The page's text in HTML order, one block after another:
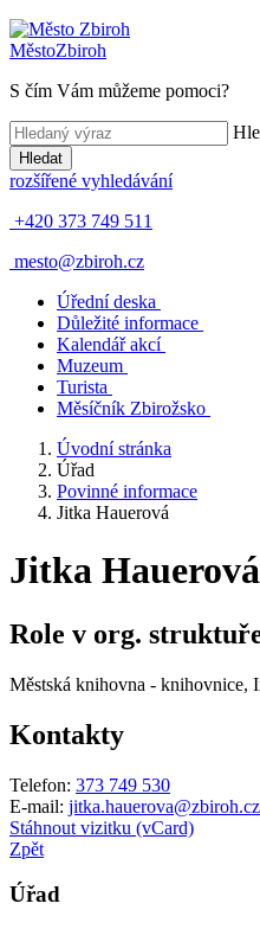
MěstoZbiroh
S čím Vám můžeme pomoci?
Hledat
rozšířené vyhledávání
+420 373 749 511
mesto@zbiroh.cz
Úřední deska
Důležité informace
Kalendář akcí
Muzeum
Turista
Měsíčník Zbirožsko
Úvodní stránka
Úřad
Povinné informace
Jitka Hauerová
Jitka Hauerová
Role v org.
Městská knihovna - knihovnice,
Kontakty
Telefon: 373 749 530
E-mail: jitka.hauerova@zbiroh.cz
Stáhnout vizitku (vCard)
Zpět
Úřad